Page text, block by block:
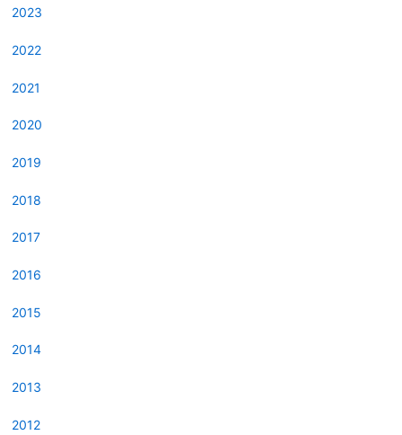
2023
2022
2021
2020
2019
2018
2017
2016
2015
2014
2013
2012